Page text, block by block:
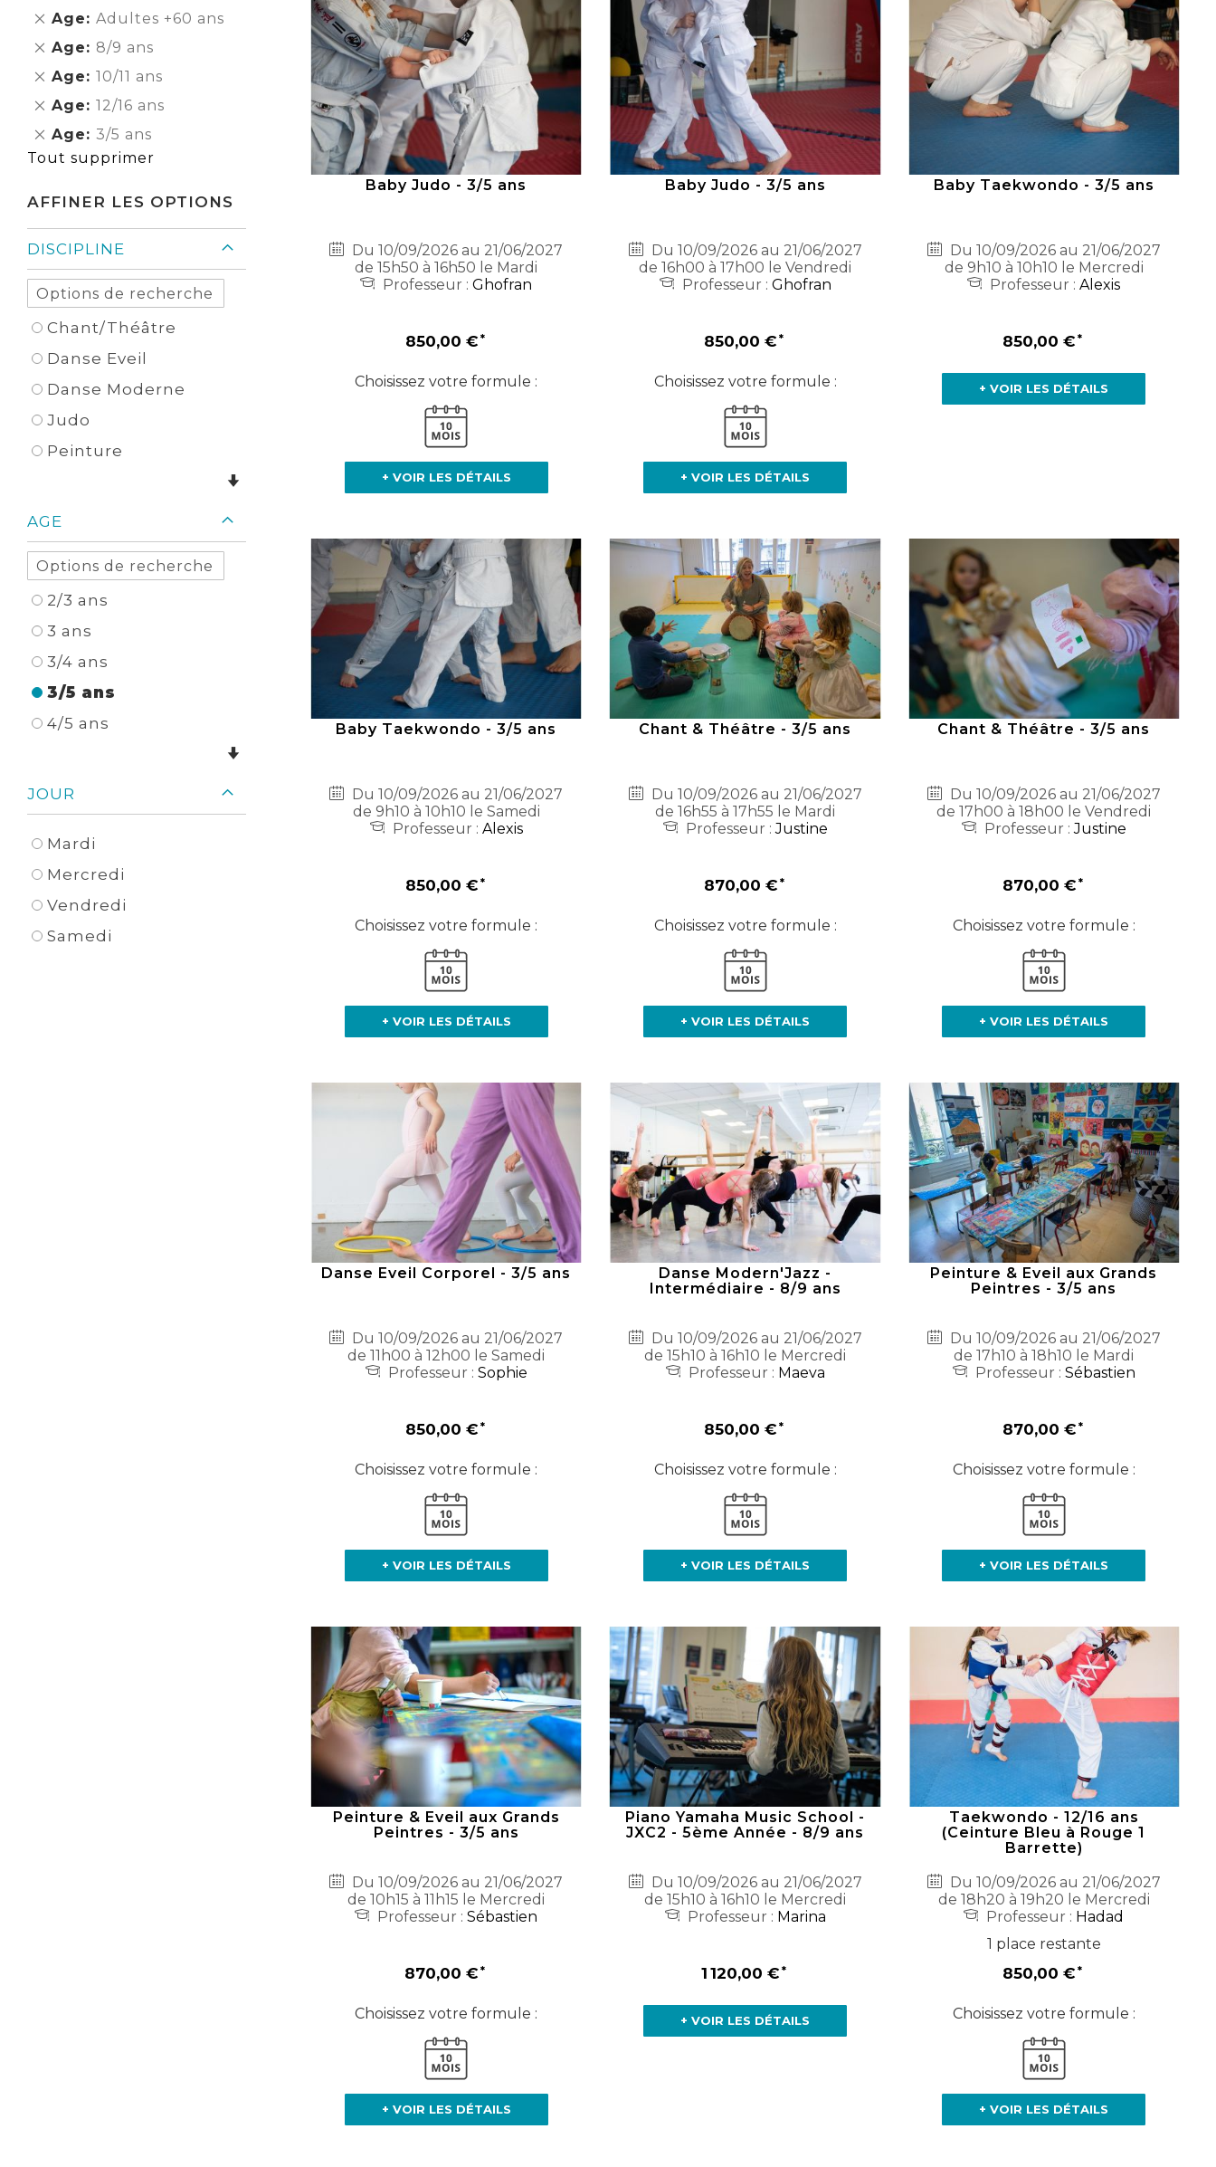
Baby Judo - 3/5 ans
Du 10/09/2026 au 21/06/2027
de 15h50 à 16h50 le Mardi
Professeur :Ghofran
850,00 €
Choisissez votre formule :
+ VOIR LES DÉTAILS
Baby Judo - 3/5 ans
Du 10/09/2026 au 21/06/2027
de 16h00 à 17h00 le Vendredi
Professeur : Ghofran
850,00 €
Choisissez votre formule :
+ VOIR LES DÉTAILS
Baby Taekwondo - 3/5 ans
Du 10/09/2026 au 21/06/2027
de 9h10 à 10h10 le Mercredi
Professeur :Alexis
850,00 €
+ VOIR LES DÉTAILS
Baby Taekwondo - 3/5 ans
Du 10/09/2026 au 21/06/2027
de 9h10 à 10h10 le Samedi
Professeur : Alexis
850,00 €
Choisissez votre formule :
+ VOIR LES DÉTAILS
Chant & Théâtre - 3/5 ans
Du 10/09/2026 au 21/06/2027
de 16h55 à 17h55 le Mardi
Professeur :Justine
870,00 €
Choisissez votre formule :
+ VOIR LES DÉTAILS
Chant & Théâtre - 3/5 ans
Du 10/09/2026 au 21/06/2027
de 17h00 à 18h00 le Vendredi
Professeur :Justine
870,00 €
Choisissez votre formule :
+ VOIR LES DÉTAILS
Danse Eveil Corporel - 3/5 ans
Du 10/09/2026 au 21/06/2027
de 11h00 à 12h00 le Samedi
Professeur : Sophie
850,00 €
Choisissez votre formule :
+ VOIR LES DÉTAILS
Danse Modern'Jazz -
Intermédiaire - 8/9 ans
Du 10/09/2026 au 21/06/2027
de 15h10 à 16h10 le Mercredi
Professeur : Maeva
850,00 €
Choisissez votre formule :
+ VOIR LES DÉTAILS
Peinture & Eveil aux Grands
Peintres - 3/5 ans
Du 10/09/2026 au 21/06/2027
de 17h10 à 18h10 le Mardi
Professeur : Sébastien
870,00 €
Choisissez votre formule :
+ VOIR LES DÉTAILS
Peinture & Eveil aux Grands
Peintres - 3/5 ans
Du 10/09/2026 au 21/06/2027
de 10h15 à 11h15 le Mercredi
Professeur :Sébastien
870,00 €
Choisissez votre formule :
+ VOIR LES DÉTAILS
Piano Yamaha Music School -
JXC2 - 5ème Année - 8/9 ans
Du 10/09/2026 au 21/06/2027
de 15h10 à 16h10 le Mercredi
Professeur : Marina
1 120,00 €
+ VOIR LES DÉTAILS
Taekwondo - 12/16 ans
(Ceinture Bleu à Rouge 1
Barrette)
Du 10/09/2026 au 21/06/2027
de 18h20 à 19h20 le Mercredi
Professeur : Hadad
1 place restante
850,00 €
Choisissez votre formule :
+ VOIR LES DÉTAILS
Age Adultes +60 ans
Supprimer
Élément
Age 8/9 ans
Supprimer
Élément
Age 10/11 ans
Supprimer
Élément
Age 12/16 ans
Supprimer
Élément
Age 3/5 ans
Supprimer
cet
Tout supprimer
AFFINER LES OPTIONS
DISCIPLINE
Chant/Théâtre
Danse Eveil
Danse Moderne
Judo
Peinture
AGE
2/3 ans
3 ans
3/4 ans
3/5 ans
4/5 ans
JOUR
Mardi
Mercredi
Vendredi
Samedi